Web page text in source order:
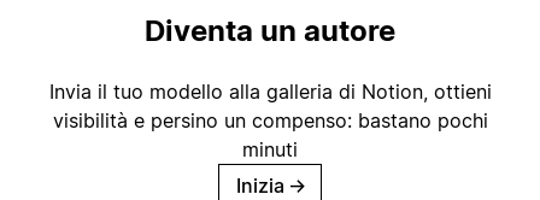
Diventa un autore
Invia il tuo modello alla galleria di Notion, ottieni
visibilità e persino un compenso: bastano pochi
minuti
Inizia →